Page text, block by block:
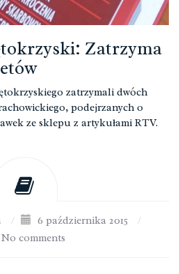
Zatrzyma
zatrzymali dwóch
podejrzanych o
ze sklepu z artykułami RTV.
/ 6 października 2015
/
No comments